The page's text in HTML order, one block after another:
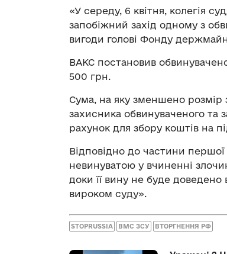
«У середу, 6 квітня, колегія
запобіжний захід одному з
вигоди голові Фонду
ВАКС постановив
500 грн.
Сума, на яку зменшено розмір
захисника обвинуваченого та
рахунок для збору коштів на
Відповідно до частини першої
невинуватою у вчиненні
доки її вину не буде
вироком суду».
STOPRUSSIA ВМС ЗСУ ВТОРГНЕННЯ РФ